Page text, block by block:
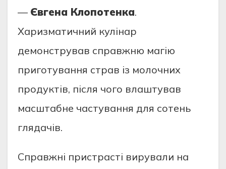
— Євгена Клопотенка.
Харизматичний кулінар
демонстрував справжню магію
приготування страв із молочних
продуктів, після чого влаштував
масштабне частування для сотень
глядачів.
Справжні пристрасті вирували на